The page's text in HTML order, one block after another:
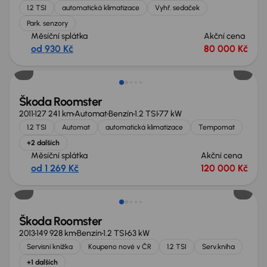
1.2 TSI automatická klimatizace
Vyhř. sedaček
Park. senzory
Měsíční splátka
od 930 Kč
Akční cena
80 000 Kč
Škoda Roomster
2011127 241 kmAutomatBenzín1.2 TSI77 kW
1.2 TSI Automat automatická klimatizace
Tempomat
+2 dalších
Měsíční splátka
od 1 269 Kč
Akční cena
120 000 Kč
Zlevněno o 10 000 Kč
Škoda Roomster
2013149 928 kmBenzín1.2 TSI63 kW
Servisní knížka Koupeno nové v ČR 1.2 TSI
Serv.kniha
+1 dalších